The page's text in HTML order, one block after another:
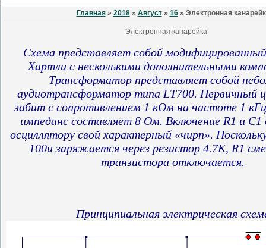
Главная» 2018 » Август » 16» Электронная
Электронная канарейка
Схема представляет собой
Хартли с несколькими дополнительными
Трансформатор представляет собой
аудиотрансформатор типа LT700. Первичный
забит с сопротивлением 1 кОм на частоте 1
импеданс составляет 8 Ом. Включение R1 и
осциллятору свой характерный «чирп».
100u заряжается через резистор 4.7K, R1
транзистора отключается.
Принципиальная электрическая